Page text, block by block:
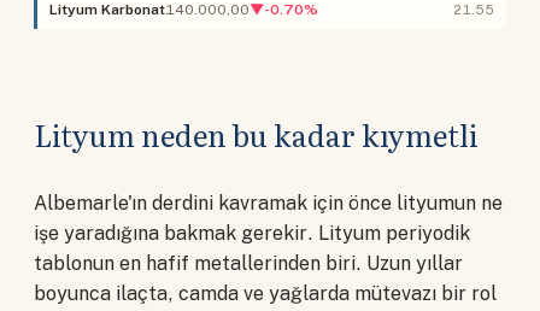
Lityum Karbonat140.000,00▼-0.70% 21.55
Lityum neden bu kadar kıymetli
Albemarle'ın derdini kavramak için önce lityumun ne
işe yaradığına bakmak gerekir. Lityum periyodik
tablonun en hafif metallerinden biri. Uzun yıllar
boyunca ilaçta, camda ve yağlarda mütevazı bir rol